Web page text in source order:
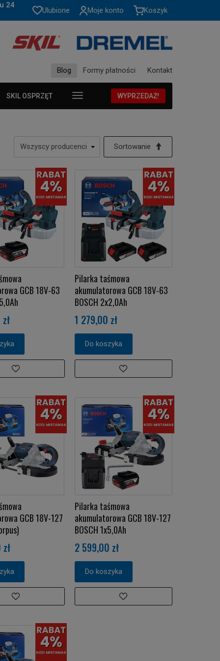
24
Ulubione Moje konto Koszyk
Blog Formy płatności Kontakt
SKIL OSPRZĘT WYPRZEDAŻ!
Sortowanie
GCB 18V-63
Pilarka taśmowa
akumulatorowa GCB 18V-63
BOSCH 2x2,0Ah
1 279,00 zł
Do koszyka
GCB 18V-127
Pilarka taśmowa
akumulatorowa GCB 18V-127
BOSCH 1x5,0Ah
2 599,00 zł
Do koszyka